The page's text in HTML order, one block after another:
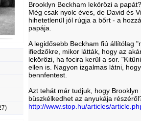
Brooklyn Beckham lekörözi a papát?
Még csak nyolc éves, de David és
hihetetlenül jól rúgja a bőrt - a
papája.
A legidősebb Beckham fiú állítólag
ifiedzőkre, mikor látták, hogy az
lekörözi, ha focira kerül a sor.
ellen is. Nagyon izgalmas látni,
bennfentest.
Azt tehát már tudjuk, hogy
büszkélkedhet az anyukája
http://www.stop.hu/articles/